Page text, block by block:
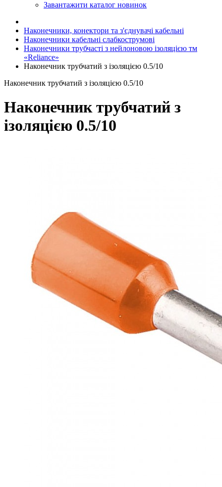
Завантажити каталог новинок
Наконечники, конектори та з'єднувачі кабельні
Наконечники кабельні слабкострумові
Наконечники трубчасті з нейлоновою ізоляцією тм
«Reliance»
Наконечник трубчатий з ізоляцією 0.5/10
Наконечник трубчатий з ізоляцією 0.5/10
Наконечник трубчатий з
ізоляцією 0.5/10